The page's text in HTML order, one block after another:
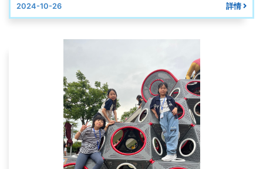
2024-10-26 詳情